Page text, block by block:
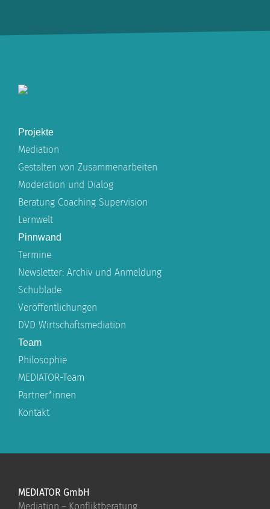
Projekte
Mediation
Gestalten von Zusammenarbeiten
Moderation und Dialog
Beratung Coaching Supervision
Lernwelt
Pinnwand
Termine
Newsletter: Archiv und Anmeldung
Schublade
Veröffentlichungen
DVD Wirtschaftsmediation
Team
Philosophie
MEDIATOR-Team
Partner*innen
Kontakt
MEDIATOR GmbH
Mediation – Konfliktberatung